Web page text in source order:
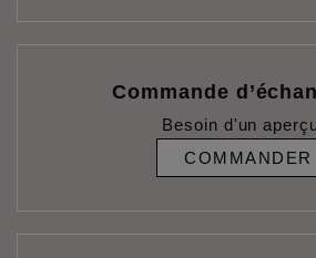
Commande
Besoin d'un
COMMANDER